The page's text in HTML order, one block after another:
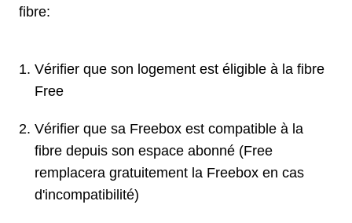
fibre:
Vérifier que son logement est éligible à la fibre
Free
Vérifier que sa Freebox est compatible à la
fibre depuis son espace abonné (Free
remplacera gratuitement la Freebox en cas
d'incompatibilité)